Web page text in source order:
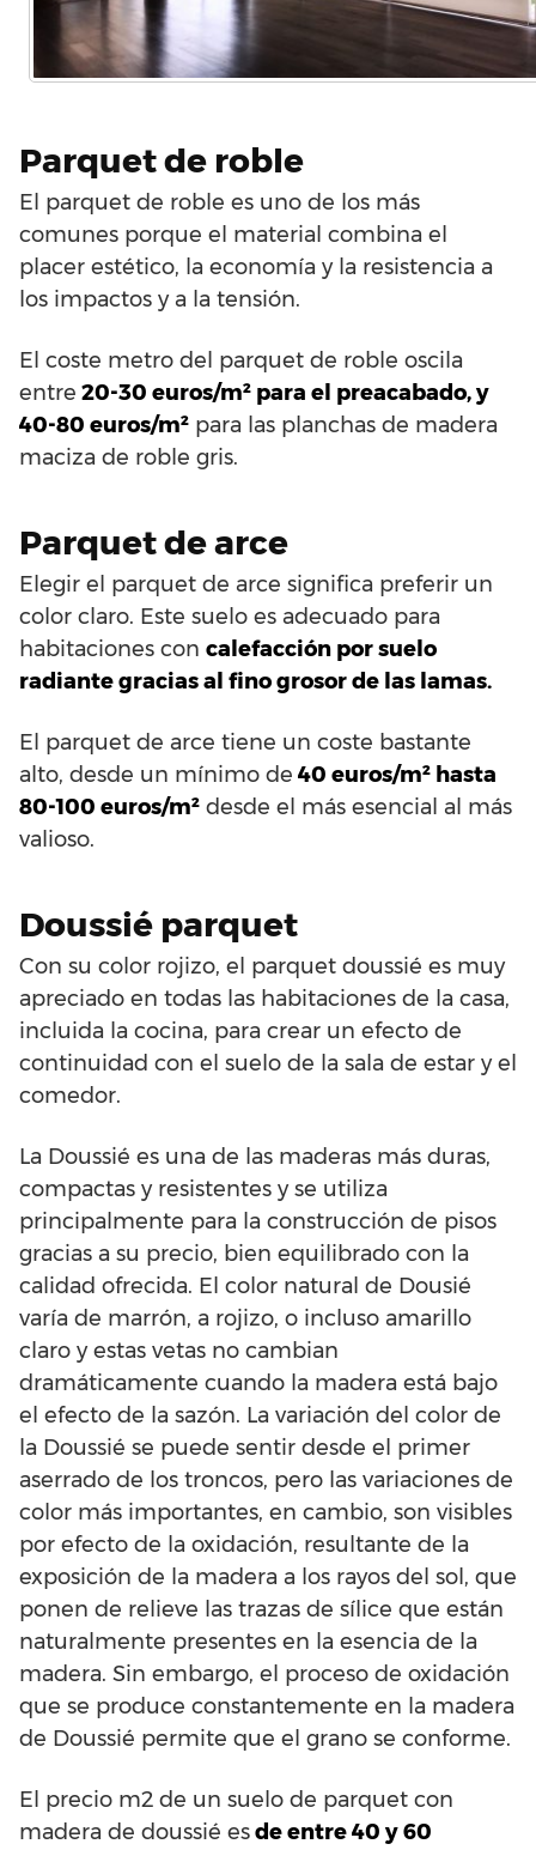
Parquet de roble
El parquet de roble es uno de los más
comunes porque el material combina el
placer estético, la economía y la resistencia a
los impactos y a la tensión.
El coste metro del parquet de roble oscila
entre 20-30 euros/m² para el preacabado, y
40-80 euros/m² para las planchas de madera
maciza de roble gris.
Parquet de arce
Elegir el parquet de arce significa preferir un
color claro. Este suelo es adecuado para
habitaciones con calefacción por suelo
radiante gracias al fino grosor de las lamas.
El parquet de arce tiene un coste bastante
alto, desde un mínimo de 40 euros/m² hasta
80-100 euros/m² desde el más esencial al más
valioso.
Doussié parquet
Con su color rojizo, el parquet doussié es muy
apreciado en todas las habitaciones de la casa,
incluida la cocina, para crear un efecto de
continuidad con el suelo de la sala de estar y el
comedor.
La Doussié es una de las maderas más duras,
compactas y resistentes y se utiliza
principalmente para la construcción de pisos
gracias a su precio, bien equilibrado con la
calidad ofrecida. El color natural de Dousié
varía de marrón, a rojizo, o incluso amarillo
claro y estas vetas no cambian
dramáticamente cuando la madera está bajo
el efecto de la sazón. La variación del color de
la Doussié se puede sentir desde el primer
aserrado de los troncos, pero las variaciones de
color más importantes, en cambio, son visibles
por efecto de la oxidación, resultante de la
exposición de la madera a los rayos del sol, que
ponen de relieve las trazas de sílice que están
naturalmente presentes en la esencia de la
madera. Sin embargo, el proceso de oxidación
que se produce constantemente en la madera
de Doussié permite que el grano se conforme.
El precio m2 de un suelo de parquet con
madera de doussié esde entre 40 y 60